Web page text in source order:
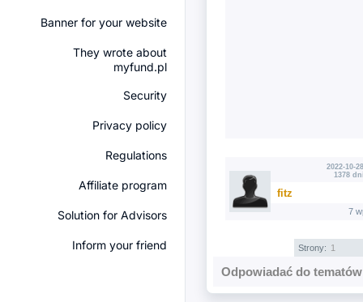
Banner for your website
They wrote about
myfund.pl
Security
Privacy policy
Regulations
Affiliate program
Solution for Advisors
Inform your friend
2022-10-
1378
fitz
7
Strony: 1
Odpowiadać do